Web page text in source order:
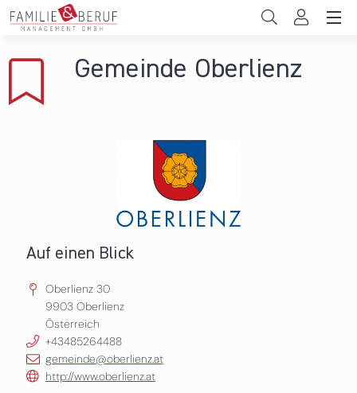
Direkt zum Inhalt
Gemeinden
Gemeinde Oberlienz
Auf einen Blick
Oberlienz 30
9903 Oberlienz
Österreich
+43485264488
gemeinde@oberlienz.at
http://www.oberlienz.at